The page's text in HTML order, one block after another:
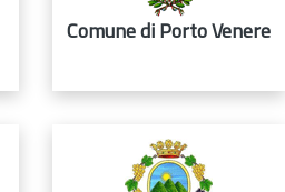
Comune di Porto Venere